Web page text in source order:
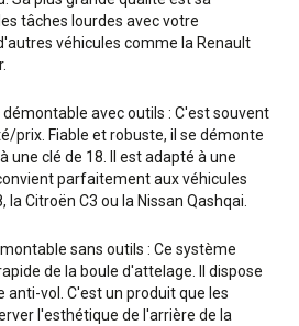
tâches lourdes avec votre
véhicules comme la Renault
avec outils : C'est souvent
prix. Fiable et robuste, il se démonte
une clé de 18. Il est adapté à une
parfaitement aux véhicules
Citroën C3 ou la Nissan Qashqai.
sans outils : Ce système
de la boule d'attelage. Il dispose
vol. C'est un produit que les
l'esthétique de l'arrière de la